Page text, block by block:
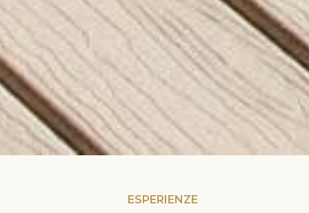
ESPERIENZE